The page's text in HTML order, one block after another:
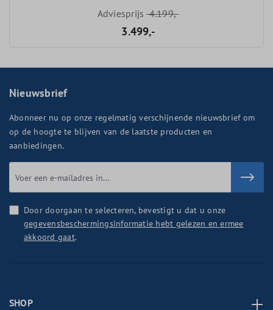
Adviesprijs4.199,-
3.499,-
Nieuwsbrief
Abonneer nu op onze regelmatig verschijnende nieuwsbrief om
op de hoogte te blijven van de laatste producten en
aanbiedingen.
Door doorgaan te selecteren, bevestigt u dat u onze
gegevensbeschermingsinformatie hebt gelezen en ermee
akkoord gaat.
SHOP